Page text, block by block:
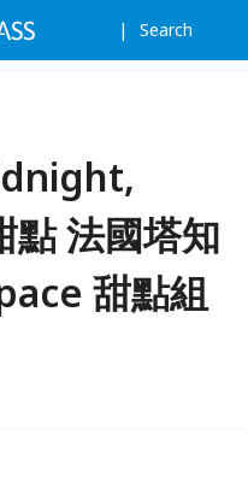
Search
法國塔知
甜點組